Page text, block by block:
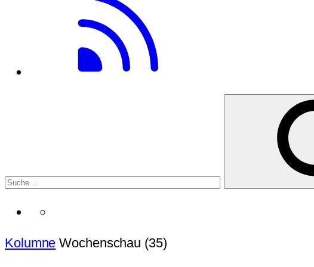
Kolumne Wochenschau (35)